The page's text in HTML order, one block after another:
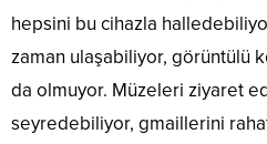
hepsini bu cihazla
zaman ulaşabiliyor, görüntülü
da olmuyor. Müzeleri ziyaret
seyredebiliyor, gmaillerini